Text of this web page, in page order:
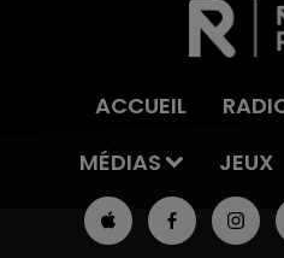
ACCUEIL
MÉDIAS
JEUX